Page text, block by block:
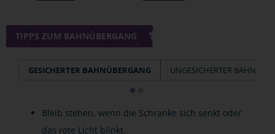
TIPPS ZUM BAHNÜBERGANG
GESICHERTER BAHNÜBERGANG UNGESICHERTER
Bleib stehen, wenn die Schranke sich senkt oder
das rote Licht blinkt.